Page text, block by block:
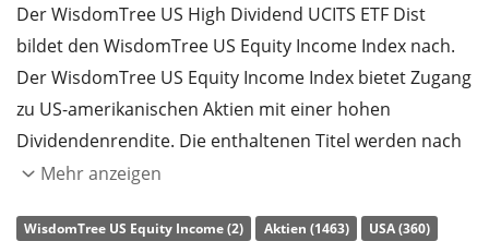
Der WisdomTree US High Dividend UCITS ETF Dist
bildet den WisdomTree US Equity Income Index nach.
Der WisdomTree US Equity Income Index bietet Zugang
zu US-amerikanischen Aktien mit einer hohen
Dividendenrendite. Die enthaltenen Titel werden nach
ESG-Kriterien (Umwelt, Soziales und
die Titel nach fundamentalen Kriterien.
Mehr anzeigen
WisdomTree US Equity Income (2) Aktien (1463)
USA (360)